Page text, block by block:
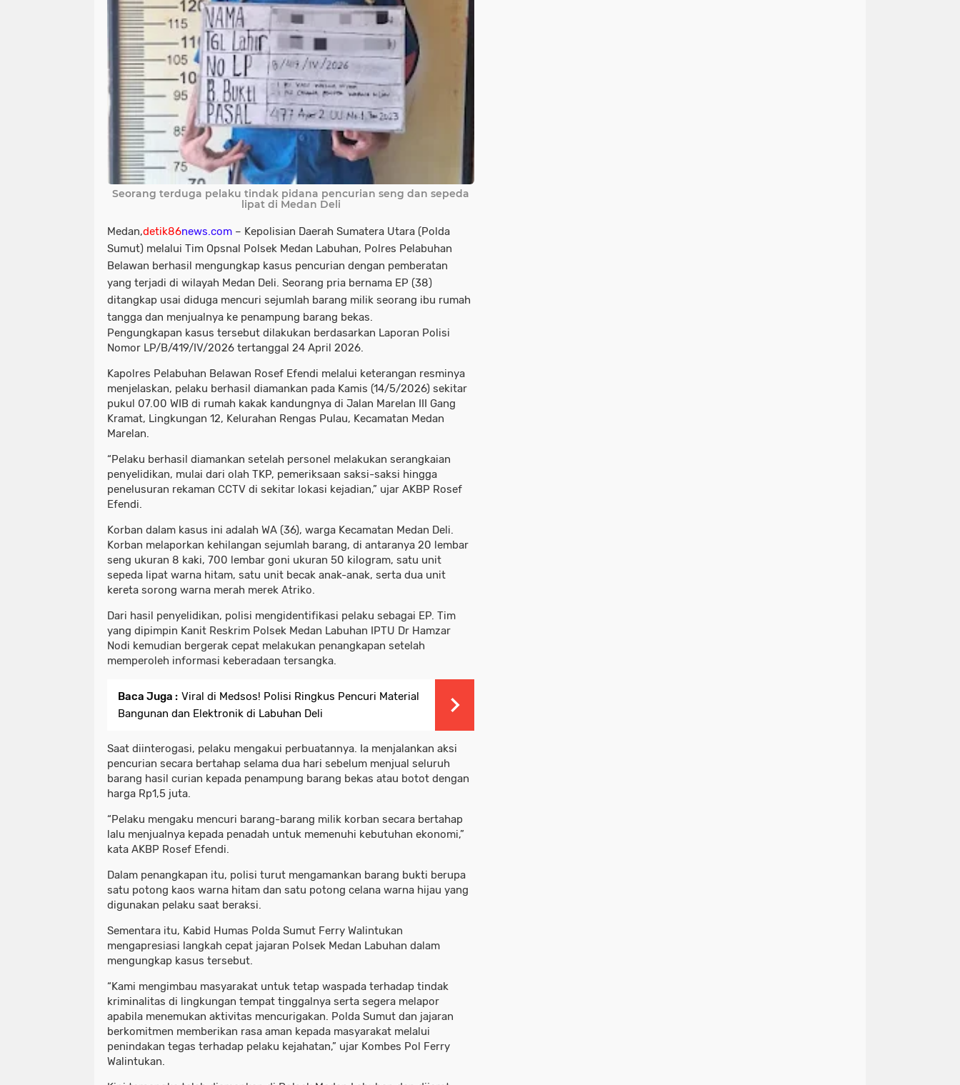
Seorang terduga pelaku tindak pidana pencurian seng dan sepeda
lipat di Medan Deli
Medan,detik86news.com – Kepolisian Daerah Sumatera Utara (Polda
Sumut) melalui Tim Opsnal Polsek Medan Labuhan, Polres Pelabuhan
Belawan berhasil mengungkap kasus pencurian dengan pemberatan
yang terjadi di wilayah Medan Deli. Seorang pria bernama EP (38)
ditangkap usai diduga mencuri sejumlah barang milik seorang ibu rumah
tangga dan menjualnya ke penampung barang bekas.
Pengungkapan kasus tersebut dilakukan berdasarkan Laporan Polisi
Nomor LP/B/419/IV/2026 tertanggal 24 April 2026.
Kapolres Pelabuhan Belawan Rosef Efendi melalui keterangan resminya
menjelaskan, pelaku berhasil diamankan pada Kamis (14/5/2026) sekitar
pukul 07.00 WIB di rumah kakak kandungnya di Jalan Marelan III Gang
Kramat, Lingkungan 12, Kelurahan Rengas Pulau, Kecamatan Medan
Marelan.
“Pelaku berhasil diamankan setelah personel melakukan serangkaian
penyelidikan, mulai dari olah TKP, pemeriksaan saksi-saksi hingga
penelusuran rekaman CCTV di sekitar lokasi kejadian,” ujar AKBP Rosef
Efendi.
Korban dalam kasus ini adalah WA (36), warga Kecamatan Medan Deli.
Korban melaporkan kehilangan sejumlah barang, di antaranya 20 lembar
seng ukuran 8 kaki, 700 lembar goni ukuran 50 kilogram, satu unit
sepeda lipat warna hitam, satu unit becak anak-anak, serta dua unit
kereta sorong warna merah merek Atriko.
Dari hasil penyelidikan, polisi mengidentifikasi pelaku sebagai EP. Tim
yang dipimpin Kanit Reskrim Polsek Medan Labuhan IPTU Dr Hamzar
Nodi kemudian bergerak cepat melakukan penangkapan setelah
memperoleh informasi keberadaan tersangka.
Baca Juga : Viral di Medsos! Polisi Ringkus Pencuri Material
Bangunan dan Elektronik di Labuhan Deli
Saat diinterogasi, pelaku mengakui perbuatannya. Ia menjalankan aksi
pencurian secara bertahap selama dua hari sebelum menjual seluruh
barang hasil curian kepada penampung barang bekas atau botot dengan
harga Rp1,5 juta.
“Pelaku mengaku mencuri barang-barang milik korban secara bertahap
lalu menjualnya kepada penadah untuk memenuhi kebutuhan ekonomi,”
kata AKBP Rosef Efendi.
Dalam penangkapan itu, polisi turut mengamankan barang bukti berupa
satu potong kaos warna hitam dan satu potong celana warna hijau yang
digunakan pelaku saat beraksi.
Sementara itu, Kabid Humas Polda Sumut Ferry Walintukan
mengapresiasi langkah cepat jajaran Polsek Medan Labuhan dalam
mengungkap kasus tersebut.
“Kami mengimbau masyarakat untuk tetap waspada terhadap tindak
kriminalitas di lingkungan tempat tinggalnya serta segera melapor
apabila menemukan aktivitas mencurigakan. Polda Sumut dan jajaran
berkomitmen memberikan rasa aman kepada masyarakat melalui
penindakan tegas terhadap pelaku kejahatan,” ujar Kombes Pol Ferry
Walintukan.